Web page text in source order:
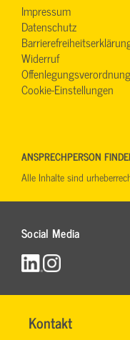
Kontakt
RONALD
Name*
Impressum
Datenschutz
Widerruf
Offenlegungsverordnung
Cookie-Einstellungen
Social Media
ANSPRECHPERSON
Alle Inhalte sind